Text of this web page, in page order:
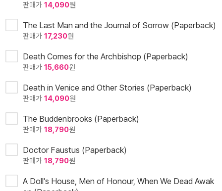
판매가 14,090원
The Last Man and the Journal of Sorrow (Paperback)
판매가 17,230원
Death Comes for the Archbishop (Paperback)
판매가 15,660원
Death in Venice and Other Stories (Paperback)
판매가 14,090원
The Buddenbrooks (Paperback)
판매가 18,790원
Doctor Faustus (Paperback)
판매가 18,790원
A Doll's House, Men of Honour, When We Dead Awak